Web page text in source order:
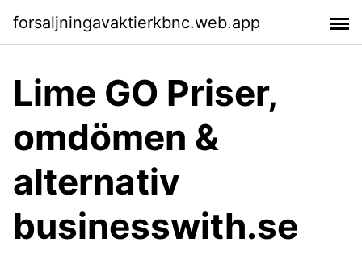
forsaljningavaktierkbnc.web.app
Lime GO Priser,
omdömen &
alternativ
businesswith.se